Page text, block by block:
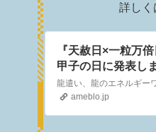
詳しく
『天赦日×一粒万
甲子の日に発表しま
す‼️龍を動かす霊
醒講座‼️』
ameblo.jp